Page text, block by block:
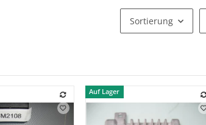
Sortierung
Auf Lager